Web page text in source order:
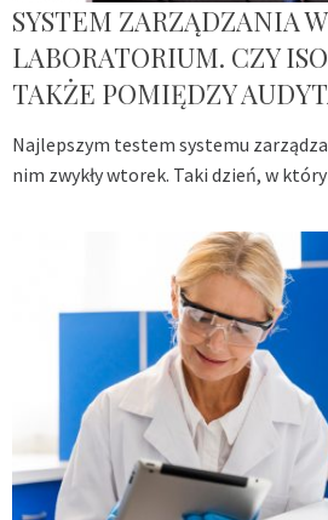
SYSTEM ZARZĄDZANIA W
LABORATORIUM. CZY
TAKŻE POMIĘDZY
Najlepszym testem systemu
nim zwykły wtorek. Taki dzień, w